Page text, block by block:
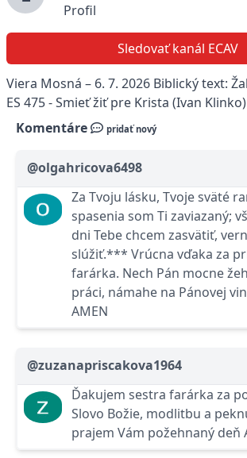
Profil
Sledovať kanál ECAV
Viera Mosná – 6. 7. 2026 Biblický text:
ES 475 - Smieť žiť pre Krista (Ivan Klinko)
Komentáre
pridať nový
@olgahricova6498
Za Tvoju lásku, Tvoje sväté
spasenia som Ti zaviazaný;
dni Tebe chcem zasvätiť,
slúžiť.*** Vrúcna vďaka za
farárka. Nech Pán mocne
práci, námahe na Pánovej
AMEN
@zuzanapriscakova1964
Ďakujem sestra farárka za
Slovo Božie, modlitbu a
prajem Vám požehnaný